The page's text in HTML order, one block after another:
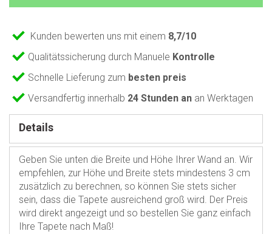
Kunden bewerten uns mit einem 8,7/10
Qualitätssicherung durch Manuele Kontrolle
Schnelle Lieferung zum besten preis
Versandfertig innerhalb 24 Stunden an an Werktagen
Details
Geben Sie unten die Breite und Höhe Ihrer Wand an. Wir
empfehlen, zur Höhe und Breite stets mindestens 3 cm
zusätzlich zu berechnen, so können Sie stets sicher
sein, dass die Tapete ausreichend groß wird. Der Preis
wird direkt angezeigt und so bestellen Sie ganz einfach
Ihre Tapete nach Maß!